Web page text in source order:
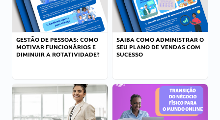
GESTÃO DE PESSOAS: COMO
MOTIVAR FUNCIONÁRIOS E
DIMINUIR A ROTATIVIDADE?
SAIBA COMO ADMINISTRAR O
SEU PLANO DE VENDAS COM
SUCESSO